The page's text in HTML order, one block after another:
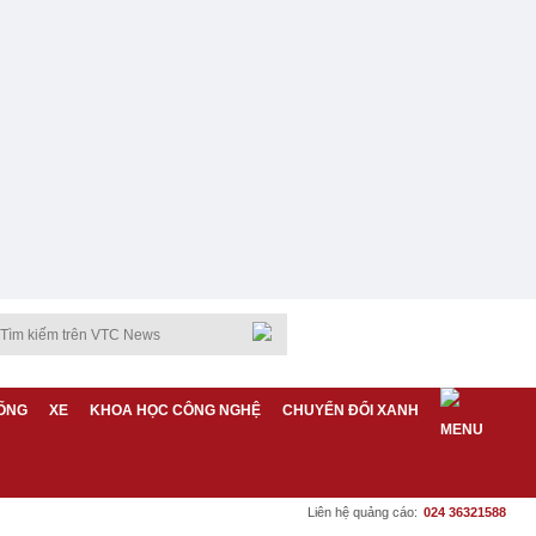
XE KHOA HỌC CÔNG NGHỆ CHUYỂN ĐỔI XANH
Liên hệ quảng cáo: 024 36321588